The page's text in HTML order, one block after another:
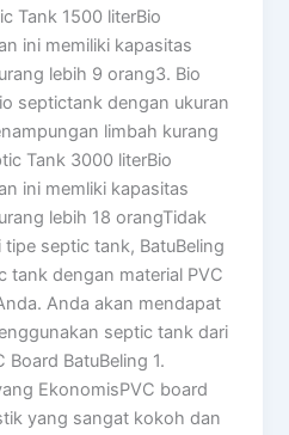
Tank 1500 literBio
ini memiliki kapasitas
lebih 9 orang3. Bio
septictank dengan ukuran
limbah kurang
Tank 3000 literBio
ini memliki kapasitas
lebih 18 orangTidak
septic tank, BatuBeling
tank dengan material PVC
Anda akan mendapat
septic tank dari
Board BatuBeling 1.
EkonomisPVC board
yang sangat kokoh dan